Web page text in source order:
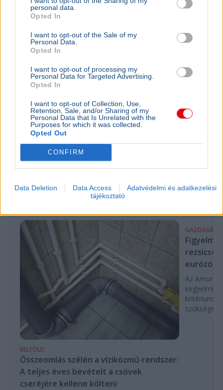
personal data.
Opted In
I want to opt-out of the Sale of my
Personal Data.
Opted In
I want to opt-out of processing my
Personal Data for Targeted Advertising.
Opted In
I want to opt-out of Collection, Use,
Retention, Sale, and/or Sharing of my
Personal Data that Is Unrelated with the
Purposes for which it was collected.
Opted Out
CONFIRM
Data Deletion Data Access
Adatvédelmi és adatkezelési
tájékoztató
Magyarország Magyar Péter Facebook
Gyurcsány Ferenc
Tisza Párt
Gyurcsány Ferenc Facebook-bejegyzésében arról írt,
hogy a forradalom után a nép megszerzett jogait az új
hatalom sem vonhatja vissza.
Rezsicsökkentés
BELFÖLD
Összeomlás szélén a víziközmű-rendszer:
A teljes éves bevételt a csövek
cseréjére kellene költeni
GAZDASÁG
Az Amundi
kegyelmi